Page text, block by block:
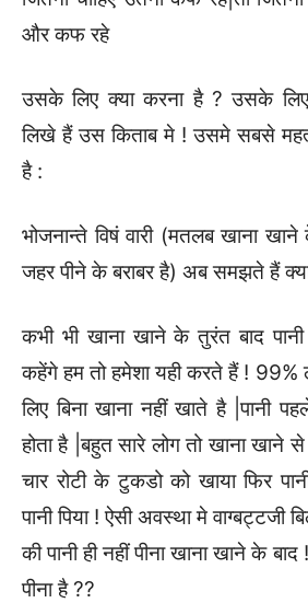
और कफ रहे
उसके लिए क्या करना है ? उसके
लिखे हैं उस किताब मे ! उसमे सबसे
है :
भोजनान्ते विषं वारी (मतलब खाना खाने
जहर पीने के बराबर है) अब समझते हैं
कभी भी खाना खाने के तुरंत बाद
कहेंगे हम तो हमेशा यही करते हैं ! 99%
लिए बिना खाना नहीं खाते है |पानी
होता है |बहुत सारे लोग तो खाना खाने से
चार रोटी के टुकडो को खाया फिर
पानी पिया ! ऐसी अवस्था मे वाग्बट्टजी
की पानी ही नहीं पीना खाना खाने के
पीना है ??